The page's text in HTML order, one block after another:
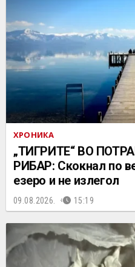
ХРОНИКА
„ТИГРИТЕ“ ВО
РИБАР: Скокнал по
езеро и не излегол
09.08.2026. 15:19